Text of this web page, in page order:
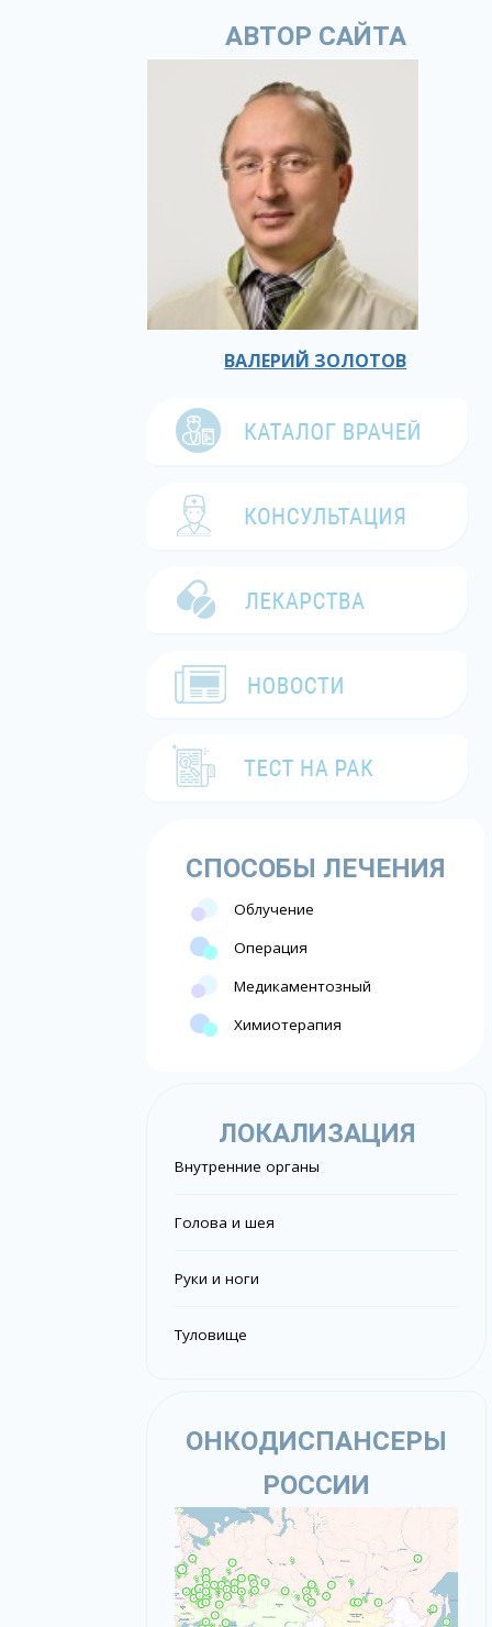
АВТОР САЙТА
ВАЛЕРИЙ ЗОЛОТОВ
СПОСОБЫ ЛЕЧЕНИЯ
Облучение
Операция
Медикаментозный
Химиотерапия
ЛОКАЛИЗАЦИЯ
Внутренние органы
Голова и шея
Руки и ноги
Туловище
ОНКОДИСПАНСЕРЫ
РОССИИ